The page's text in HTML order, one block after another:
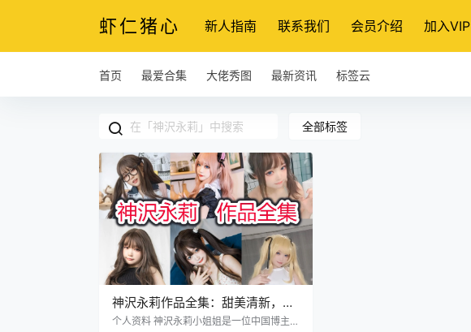
虾仁猪心 新人指南 联系我们 会员介绍 加入VIP
首页 最爱合集 大佬秀图 最新资讯 标签云
全部标签
神沢永莉作品全集：甜美清新，魅
力无限的COS之旅
个人资料 神沢永莉小姐姐是一位中国博主，